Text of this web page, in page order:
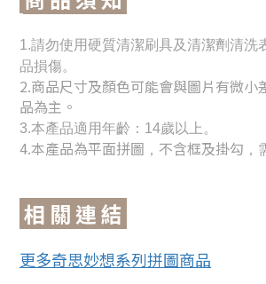
1.請勿使用硬質清潔刷具及清潔劑清洗
品損傷。
2.商品尺寸及顏色可能會與圖片有微小
品為主。
3.本產品適用年齡：14歲以上。
4.本產品為平面拼圖 ， 不含框及掛勾 ，
相 關 連 結
更多奇思妙想系列拼圖商品